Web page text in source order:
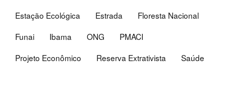
Estação Ecológica
Estrada
Floresta Nacional
Funai
Ibama ONG
PMACI
Projeto Econômico
Reserva Extrativista Saúde